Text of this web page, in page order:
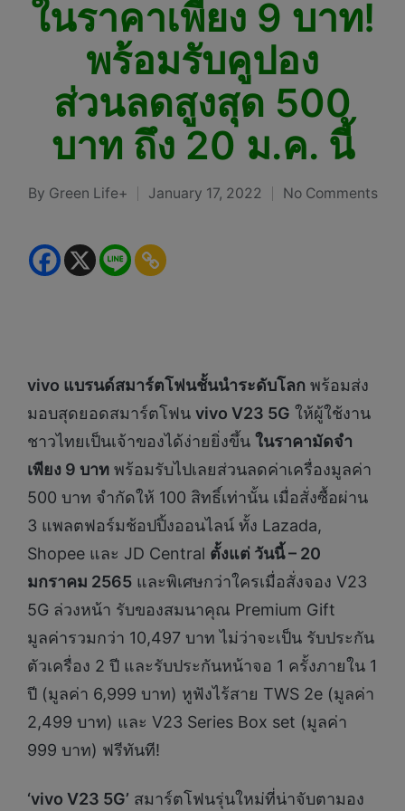
ในราคาเพียง 9 บาท!
พร้อมรับคูปอง
ส่วนลดสูงสุด 500
บาท ถึง 20 ม.ค. นี้
Posted
By Green Life+ January 17, 2022 No Comments
vivo แบรนด์สมาร์ตโฟนชั้นนำระดับโลก พร้อมส่ง
มอบสุดยอดสมาร์ตโฟน vivo V23 5G ให้ผู้ใช้งาน
ชาวไทยเป็นเจ้าของได้ง่ายยิ่งขึ้น ในราคามัดจำ
เพียง 9 บาท พร้อมรับไปเลยส่วนลดค่าเครื่องมูลค่า
500 บาท จำกัดให้ 100 สิทธิ์เท่านั้น เมื่อสั่งซื้อผ่าน
3 แพลตฟอร์มช้อปปิ้งออนไลน์ ทั้ง Lazada,
Shopee และ JD Central ตั้งแต่ วันนี้ – 20
มกราคม 2565 และพิเศษกว่าใครเมื่อสั่งจอง V23
5G ล่วงหน้า รับของสมนาคุณ Premium Gift
มูลค่ารวมกว่า 10,497 บาท ไม่ว่าจะเป็น รับประกัน
ตัวเครื่อง 2 ปี และรับประกันหน้าจอ 1 ครั้งภายใน 1
ปี (มูลค่า 6,999 บาท) หูฟังไร้สาย TWS 2e (มูลค่า
2,499 บาท) และ V23 Series Box set (มูลค่า
999 บาท) ฟรีทันที!
‘vivo V23 5G’ สมาร์ตโฟนรุ่นใหม่ที่น่าจับตามอง